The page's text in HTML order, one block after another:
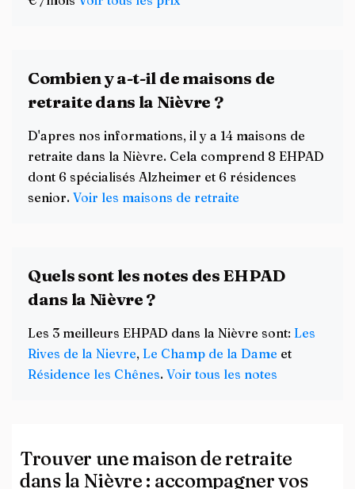
Combien y a-t-il de maisons de
retraite dans la Nièvre ?
D'apres nos informations, il y a 14 maisons de
retraite dans la Nièvre. Cela comprend 8 EHPAD
dont 6 spécialisés Alzheimer et 6 résidences
senior. Voir les maisons de retraite
Quels sont les notes des EHPAD
dans la Nièvre ?
Les 3 meilleurs EHPAD dans la Nièvre sont: Les
Rives de la Nievre, Le Champ de la Dame et
Résidence les Chênes. Voir tous les notes
Trouver une maison de retraite
dans la Nièvre : accompagner vos